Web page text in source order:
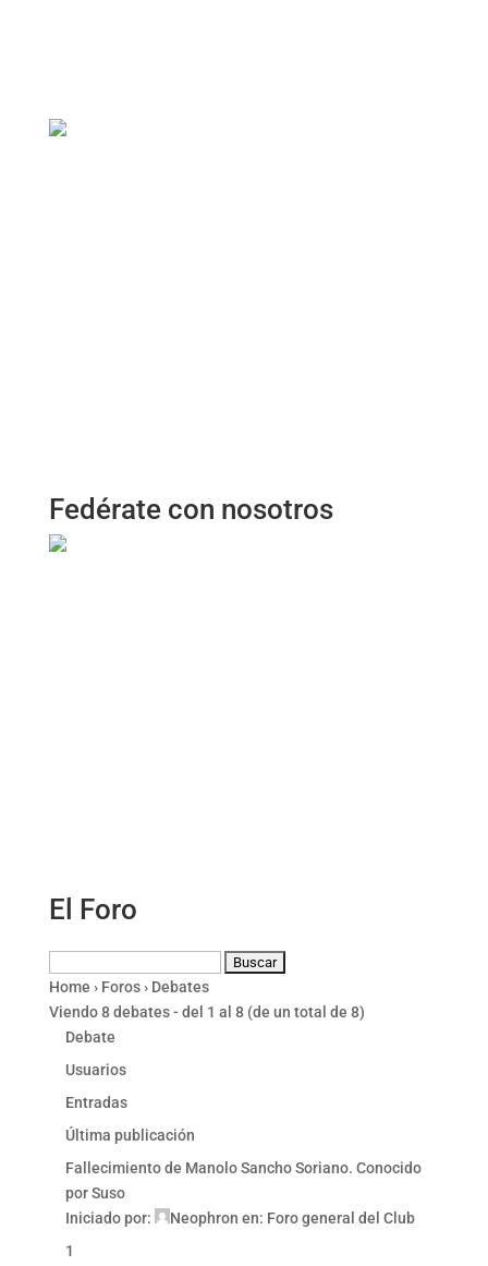
Fedérate con nosotros
El Foro
Home › Foros › Debates
Viendo 8 debates - del 1 al 8 (de un total de 8)
Debate
Usuarios
Entradas
Última publicación
Fallecimiento de Manolo Sancho Soriano. Conocido
por Suso
Iniciado por:
Neophron en: Foro general del Club
1